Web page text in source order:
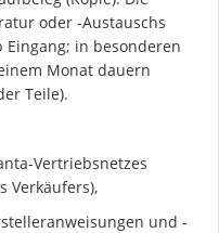
oder -Austauschs
in besonderen
Monat dauern
Teile).
Vertriebsnetzes
Verkäufers),
und -